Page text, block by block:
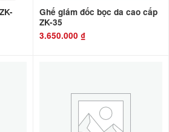
Ghế giám đốc bọc da cao cấp
ZK-35
3.650.000 ₫